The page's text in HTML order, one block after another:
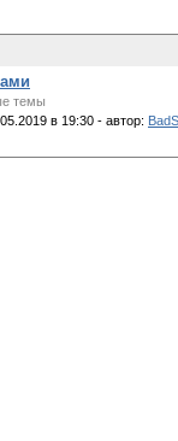
темы
в 19:30 - автор: